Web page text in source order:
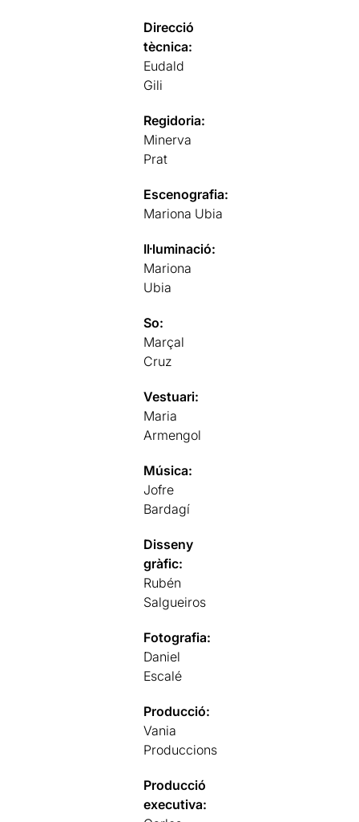
Direcció
tècnica:
Eudald
Gili
Regidoria:
Minerva
Prat
Escenografia:
Mariona Ubia
Il·luminació:
Mariona
Ubia
So:
Marçal
Cruz
Vestuari:
Maria
Armengol
Música:
Jofre
Bardagí
Disseny
gràfic:
Rubén
Salgueiros
Fotografia:
Daniel
Escalé
Producció:
Vania
Produccions
Producció
executiva: